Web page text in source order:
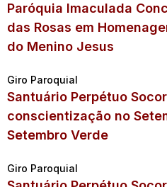
Paróquia Imaculada
das Rosas em
do Menino Jesus
Giro Paroquial
Santuário Perpétuo
conscientização no
Setembro Verde
Giro Paroquial